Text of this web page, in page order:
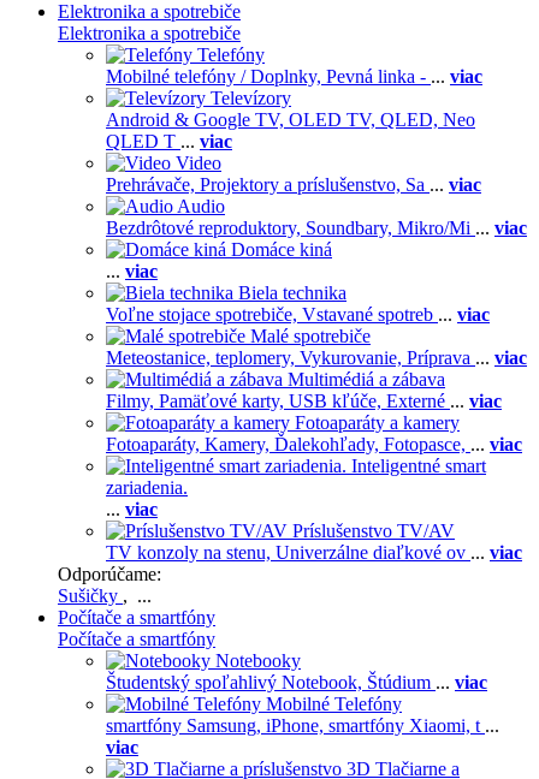
Elektronika a spotrebiče
Elektronika a spotrebiče
Telefóny
Mobilné telefóny / Doplnky, Pevná linka - ... viac
Televízory
Android & Google TV, OLED TV, QLED, Neo
QLED T ... viac
Video
Prehrávače, Projektory a príslušenstvo, Sa ... viac
Audio
Bezdrôtové reproduktory, Soundbary, Mikro/Mi ... viac
Domáce kiná
... viac
Biela technika
Voľne stojace spotrebiče, Vstavané spotreb ... viac
Malé spotrebiče
Meteostanice, teplomery, Vykurovanie, Príprava ... viac
Multimédiá a zábava
Filmy, Pamäťové karty, USB kľúče, Externé ... viac
Fotoaparáty a kamery
Fotoaparáty, Kamery, Ďalekohľady, Fotopasce, ... viac
Inteligentné smart
zariadenia.
... viac
Príslušenstvo TV/AV
TV konzoly na stenu, Univerzálne diaľkové ov ... viac
Odporúčame:
Sušičky , ...
Počítače a smartfóny
Počítače a smartfóny
Notebooky
Študentský spoľahlivý Notebook, Štúdium ... viac
Mobilné Telefóny
smartfóny Samsung, iPhone, smartfóny Xiaomi, t ...
viac
3D Tlačiarne a